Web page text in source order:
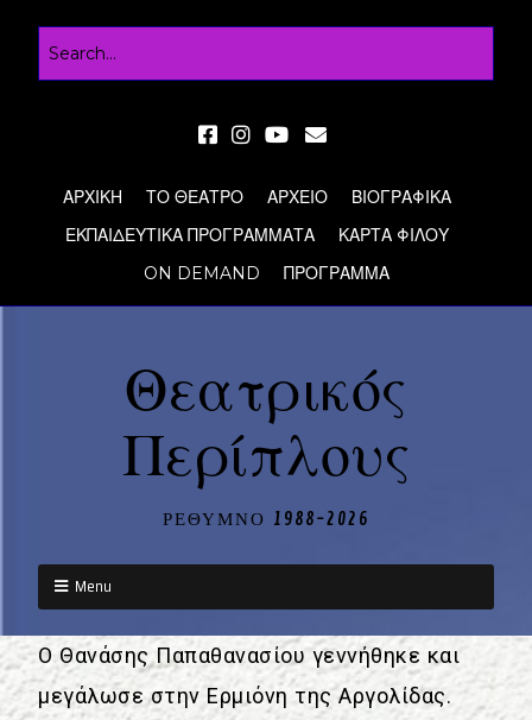
ΑΡΧΙΚΗ ΤΟ ΘΕΑΤΡΟ ΑΡΧΕΙΟ
ΒΙΟΓΡΑΦΙΚΑ
ΕΚΠΑΙΔΕΥΤΙΚΑ ΠΡΟΓΡΑΜΜΑΤΑ
ΚΑΡΤΑ ΦΙΛΟΥ
ON DEMAND
ΠΡΟΓΡΑΜΜΑ
Θεατρικός
Περίπλους
ΡΕΘΥΜΝΟ 1988-2026
Menu
Ο Θανάσης Παπαθανασίου γεννήθηκε και
μεγάλωσε στην Ερμιόνη της Αργολίδας.